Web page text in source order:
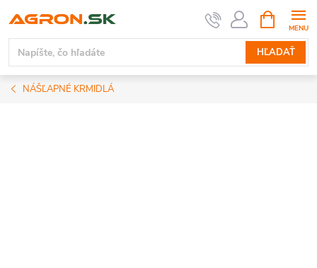
na
obsah
HĽADAŤ
KOŠÍK
NÁŠĽAPNÉ KRMIDLÁ